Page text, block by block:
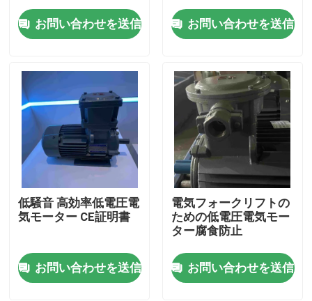
ホーム
企業情報
接触
製品
ビデオ
お問い合わせを送信 お問い合わせを送信
低騒音 高効率低電圧電
気モーター CE証明書
お問い合わせを送信
電気フォークリフトの
ための低電圧電気モー
ター腐食防止
お問い合わせを送信